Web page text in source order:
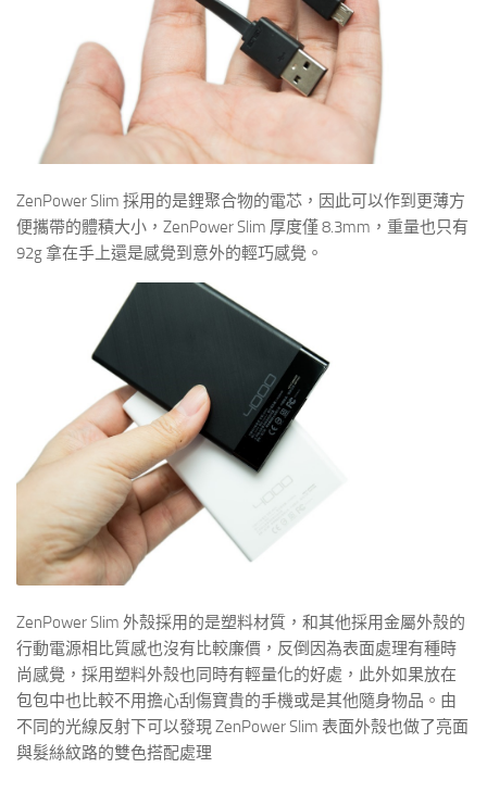
ZenPower Slim 採用的是鋰聚合物的電芯，因此可以作到更薄方
便攜帶的體積大小，ZenPower Slim 厚度僅 8.3mm，重量也只有
92g 拿在手上還是感覺到意外的輕巧感覺。
ZenPower Slim 外殼採用的是塑料材質，和其他採用金屬外殼的
行動電源相比質感也沒有比較廉價，反倒因為表面處理有種時
尚感覺，採用塑料外殼也同時有輕量化的好處，此外如果放在
包包中也比較不用擔心刮傷寶貴的手機或是其他隨身物品。由
不同的光線反射下可以發現 ZenPower Slim 表面外殼也做了亮面
與髮絲紋路的雙色搭配處理